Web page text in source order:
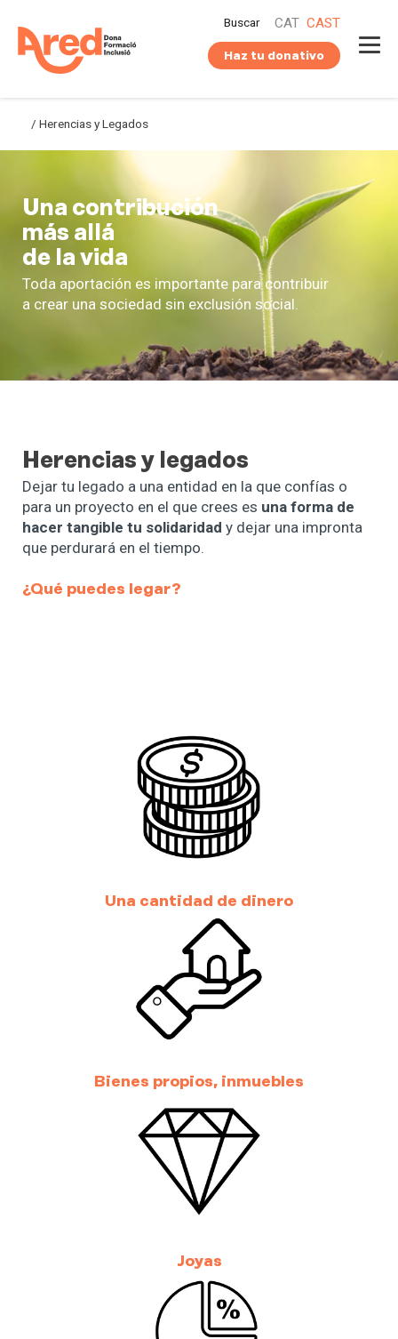
contenido
Buscar CAT CAST
Haz tu donativo
/ Herencias y Legados
Una contribución
más allá
de la vida
Toda aportación es importante para contribuir
a crear una sociedad sin exclusión social.
Herencias y legados
Dejar tu legado a una entidad en la que confías o
para un proyecto en el que crees es una forma de
hacer tangible tu solidaridad y dejar una impronta
que perdurará en el tiempo.
¿Qué puedes legar?
Una cantidad de dinero
Bienes propios, inmuebles
Joyas